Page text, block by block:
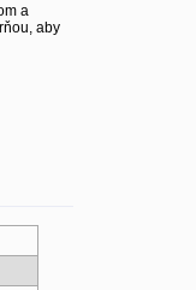
a
aby